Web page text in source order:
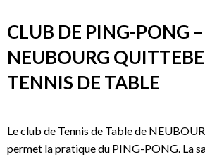
CLUB DE PING-PONG –
NEUBOURG
TENNIS DE TABLE
Le club de Tennis de Table de
permet la pratique du PING-PONG. La